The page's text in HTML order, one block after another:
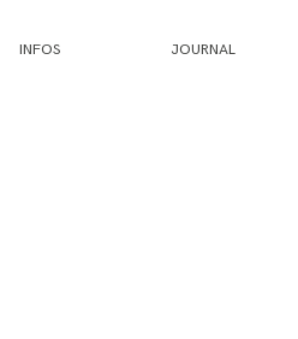
INFOS JOURNAL